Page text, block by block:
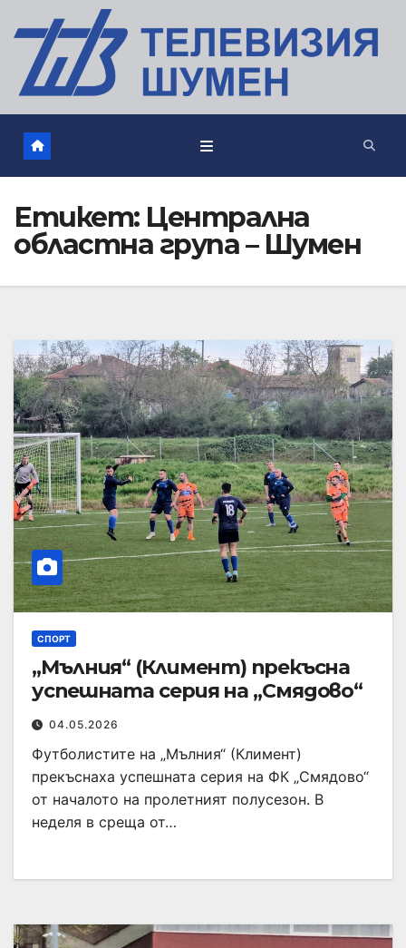
Етикет: Централна
областна група – Шумен
СПОРТ
„Мълния“ (Климент) прекъсна
успешната серия на „Смядово“
04.05.2026
Футболистите на „Мълния“ (Климент)
прекъснаха успешната серия на ФК „Смядово“
от началото на пролетният полусезон. В
неделя в среща от…